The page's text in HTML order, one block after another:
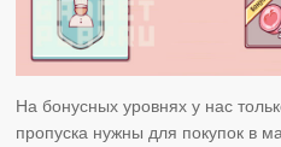
На бонусных уровнях у нас
пропуска нужны для покупок в